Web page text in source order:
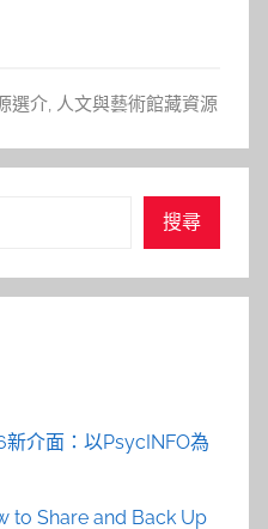
選介, 人文與藝術館藏資源
搜尋
介面：以PsycINFO為
to Share and Back Up